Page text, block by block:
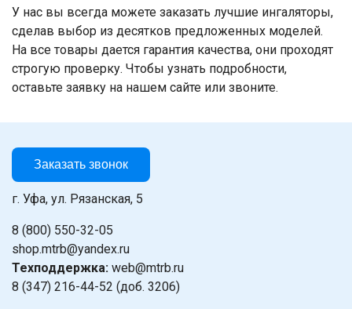
У нас вы всегда можете заказать лучшие ингаляторы,
сделав выбор из десятков предложенных моделей.
На все товары дается гарантия качества, они проходят
строгую проверку. Чтобы узнать подробности,
оставьте заявку на нашем сайте или звоните.
Заказать звонок
г. Уфа, ул. Рязанская, 5
8 (800) 550-32-05
shop.mtrb@yandex.ru
Техподдержка: web@mtrb.ru
8 (347) 216-44-52 (доб. 3206)